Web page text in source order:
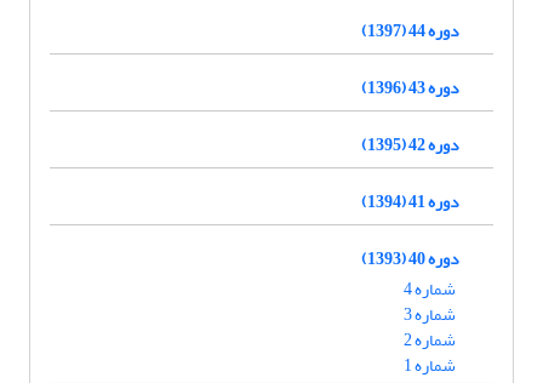
دوره 44 (1397)
دوره 43 (1396)
دوره 42 (1395)
دوره 41 (1394)
دوره 40 (1393)
شماره 4
شماره 3
شماره 2
شماره 1